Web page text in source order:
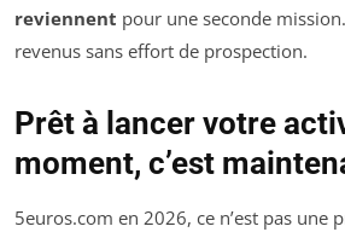
reviennent pour une seconde
revenus sans effort de prospection.
Prêt à lancer votre
moment, c’est
5euros.com en 2026, ce n’est pas une